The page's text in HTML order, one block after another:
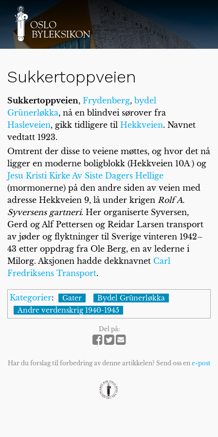
Sukkertoppveien
Sukkertoppveien, Frydenberg, bydel
Grünerløkka, nå en blindvei sørover fra
Hasleveien, gikk tidligere til Hekkveien. Navnet
vedtatt 1923.
Omtrent der disse to veiene møttes, og hvor det nå
ligger en moderne boligblokk (Hekkveien 10A ) og
Jesu Kristi Kirke Av Siste Dagers Hellige
(mormonerne) på den andre siden av veien med
adresse Hekkveien 9, lå under krigen Rolf A.
Syversens gartneri. Her organiserte Syversen,
Gerd og Alf Pettersen og Reidar Larsen transport
av jøder og flyktninger til Sverige vinteren 1942–
43 etter oppdrag fra Ole Berg, en av lederne i
Milorg. Aksjonen hadde dekknavnet Carl
Fredriksens Transport.
Kategorier: Gater
Bydel Grünerløkka
Andre verdenskrig 1940-1945
Del på:
Har du forslag til forbedring av denne artikkelen? Send oss en e-post